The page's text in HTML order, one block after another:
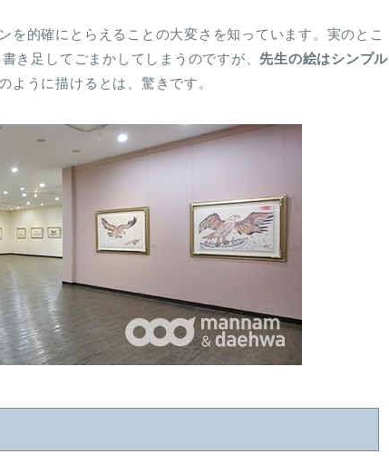
を的確にとらえることの大変さを知っています。実のとこ
き足してごまかしてしまうのですが、先生の絵はシンプル
ように描けるとは、驚きです。